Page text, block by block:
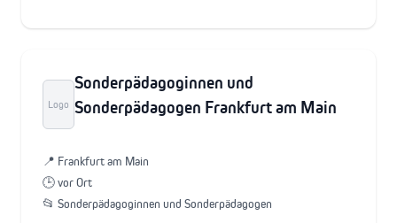
Logo
Sonderpädagoginnen und
Sonderpädagogen Frankfurt am Main
📍 Frankfurt am Main
🕒 vor Ort
📂 Sonderpädagoginnen und Sonderpädagogen